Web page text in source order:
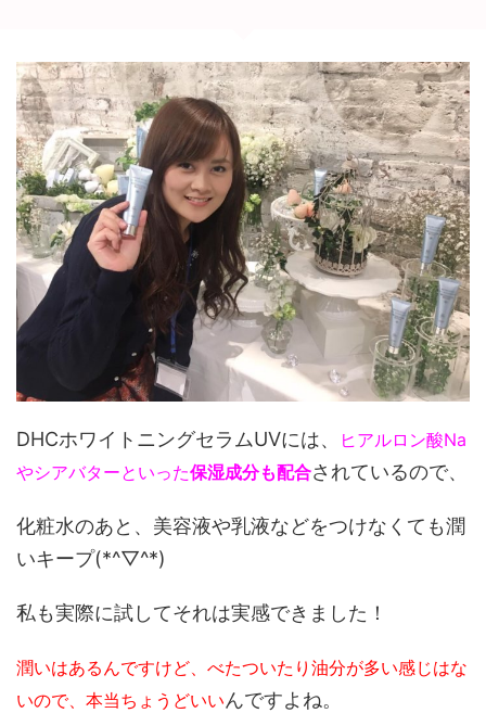
DHCホワイトニングセラムUVには、
ヒアルロン酸Na
やシアバターといった保湿成分も配合されているので、
化粧水のあと、美容液や乳液などをつけなくても潤
いキープ(*^▽^*)
私も実際に試してそれは実感できました！
潤いはあるんですけど、べたついたり油分が多い感じはな
いので、本当ちょうどいいんですよね。